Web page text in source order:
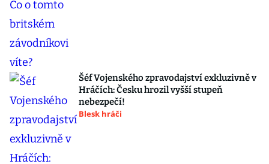
Šéf Vojenského zpravodajství exkluzivně v
Hráčích: Česku hrozil vyšší stupeň
nebezpečí!
Blesk hráči